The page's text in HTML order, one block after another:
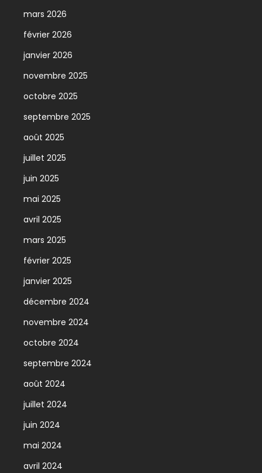
mars 2026
février 2026
janvier 2026
novembre 2025
octobre 2025
septembre 2025
août 2025
juillet 2025
juin 2025
mai 2025
avril 2025
mars 2025
février 2025
janvier 2025
décembre 2024
novembre 2024
octobre 2024
septembre 2024
août 2024
juillet 2024
juin 2024
mai 2024
avril 2024